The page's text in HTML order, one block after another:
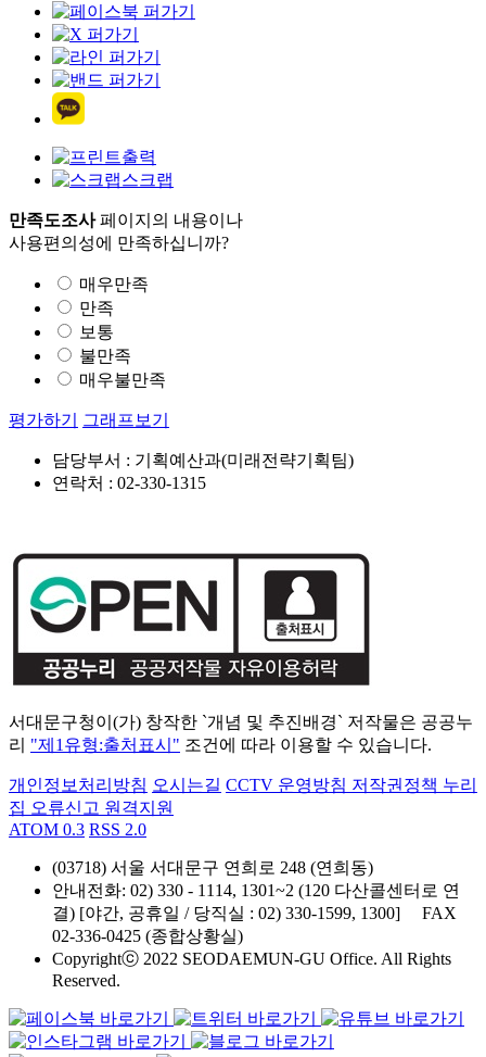
출력
스크랩
만족도조사페이지의 내용이나
사용편의성에 만족하십니까?
매우만족
만족
보통
불만족
매우불만족
평가하기 그래프보기
담당부서 : 기획예산과(미래전략기획팀)
연락처 : 02-330-1315
서대문구청이(가) 창작한 `개념 및 추진배경` 저작물은 공공누
리 "제1유형:출처표시" 조건에 따라 이용할 수 있습니다.
개인정보처리방침 오시는길 CCTV 운영방침 저작권정책 누리
집 오류신고 원격지원
ATOM 0.3 RSS 2.0
(03718) 서울 서대문구 연희로 248 (연희동)
안내전화: 02) 330 - 1114, 1301~2 (120 다산콜센터로 연
결) [야간, 공휴일 / 당직실 : 02) 330-1599, 1300] FAX
02-336-0425 (종합상황실)
Copyrightⓒ 2022 SEODAEMUN-GU Office. All Rights
Reserved.